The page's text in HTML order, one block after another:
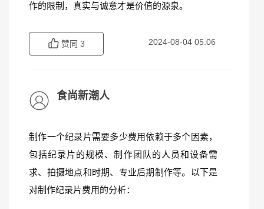
作的限制，真实与诚意才是价值的源泉。
赞同 3 2024-08-04 05:06
食尚新潮人
制作一个纪录片需要多少费用依赖于多个因素，
包括纪录片的规模、制作团队的人员和设备需
求、拍摄地点和时期、专业后期制作等。以下是
对制作纪录片费用的分析：